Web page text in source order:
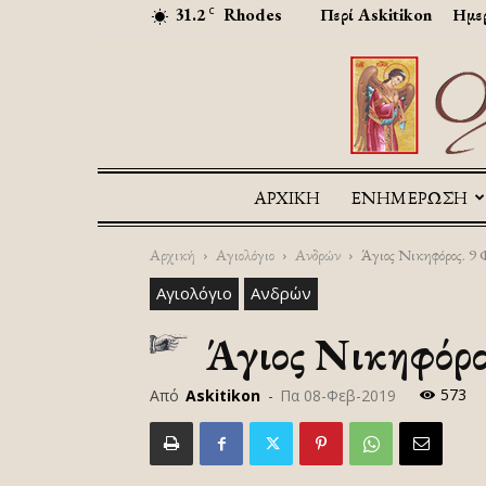
31.2 C Rhodes Περί Askitikon
ΑΡΧΙΚΉ ΕΝΗΜΕΡΩΣΗ
Αρχική Αγιολόγιο Ανδρών Άγιος Νικηφόρος. 9
Αγιολόγιο Ανδρών
Άγιος
Από Askitikon - Πα 08-Φεβ-2019 573